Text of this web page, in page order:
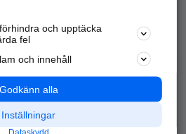
Populära sökningar
Annonsera
Integritet
Nödnummer
och upptäcka
fel
och innehåll
Godkänn alla
Inställningar
Dataskydd